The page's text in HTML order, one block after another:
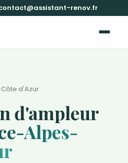
renov.fr
d'Azur
d'ampleur
Alpes-